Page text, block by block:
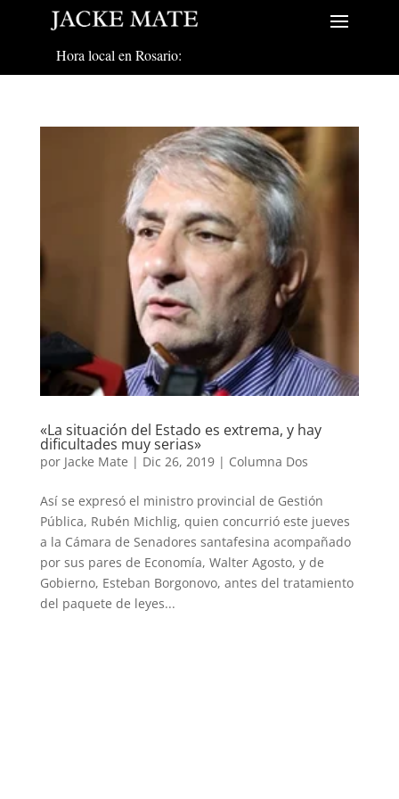
Hora local en Rosario:
«La situación del Estado es extrema, y hay
dificultades muy serias»
por Jacke Mate | Dic 26, 2019| Columna Dos
Así se expresó el ministro provincial de Gestión
Pública, Rubén Michlig, quien concurrió este jueves
a la Cámara de Senadores santafesina acompañado
por sus pares de Economía, Walter Agosto, y de
Gobierno, Esteban Borgonovo, antes del tratamiento
del paquete de leyes...